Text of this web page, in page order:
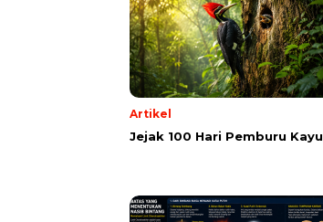
Artikel
Jejak 100 Hari Pemburu Kayu